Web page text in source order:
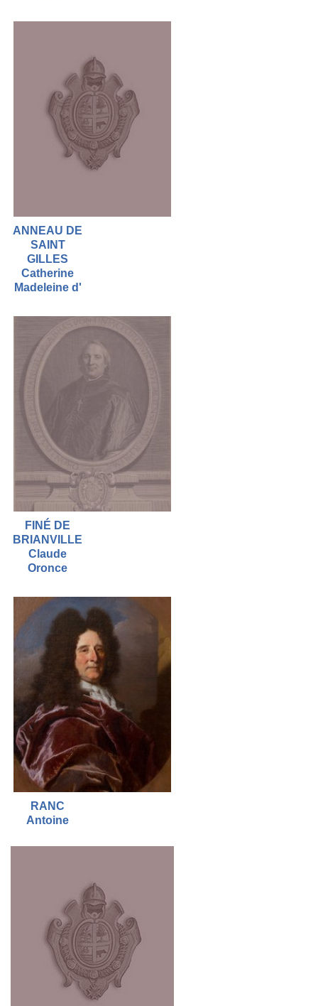
ANNEAU DE
SAINT
GILLES
Catherine
Madeleine d'
FINÉ DE
BRIANVILLE
Claude
Oronce
RANC
Antoine